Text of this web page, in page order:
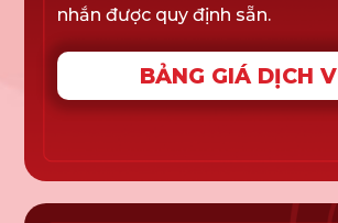
nhắn được quy định sẵn.
BẢNG GIÁ DỊCH